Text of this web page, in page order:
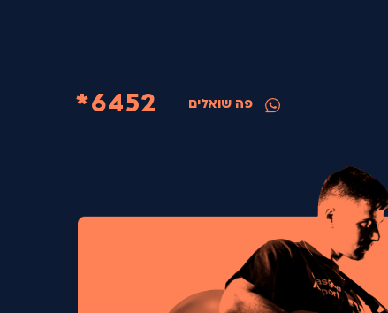
6452* פה שואלים